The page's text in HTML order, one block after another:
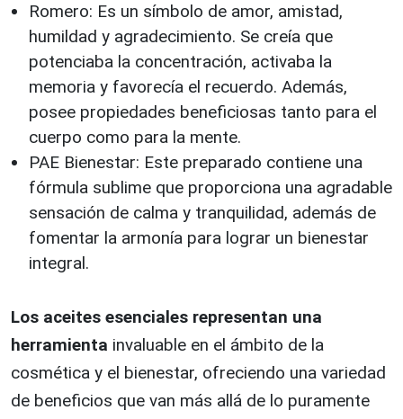
Romero: Es un símbolo de amor, amistad,
humildad y agradecimiento. Se creía que
potenciaba la concentración, activaba la
memoria y favorecía el recuerdo. Además,
posee propiedades beneficiosas tanto para el
cuerpo como para la mente.
PAE Bienestar: Este preparado contiene una
fórmula sublime que proporciona una agradable
sensación de calma y tranquilidad, además de
fomentar la armonía para lograr un bienestar
integral.
Los aceites esenciales representan una
herramienta invaluable en el ámbito de la
cosmética y el bienestar, ofreciendo una variedad
de beneficios que van más allá de lo puramente